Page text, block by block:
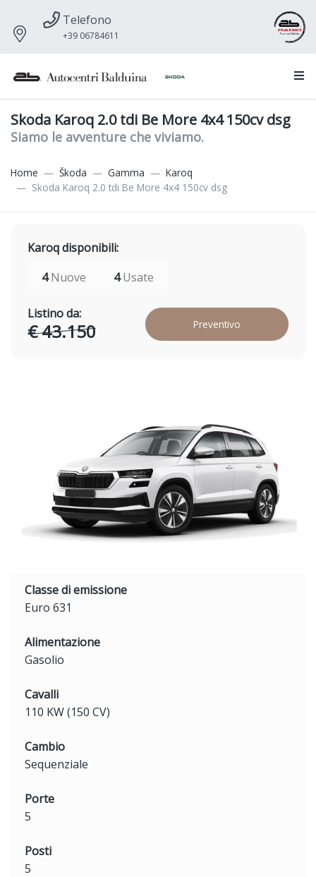
Telefono
+39 06784611
Skoda Karoq 2.0 tdi Be More 4x4 150cv dsg
Siamo le avventure che viviamo.
Home Škoda Gamma
Karoq
Skoda Karoq 2.0 tdi Be More 4x4 150cv dsg
Karoq disponibili:
4Nuove 4Usate
Listino da:
€ 43.150 Preventivo
Classe di emissione
Euro 631
Alimentazione
Gasolio
Cavalli
110 KW (150 CV)
Cambio
Sequenziale
Porte
5
Posti
5